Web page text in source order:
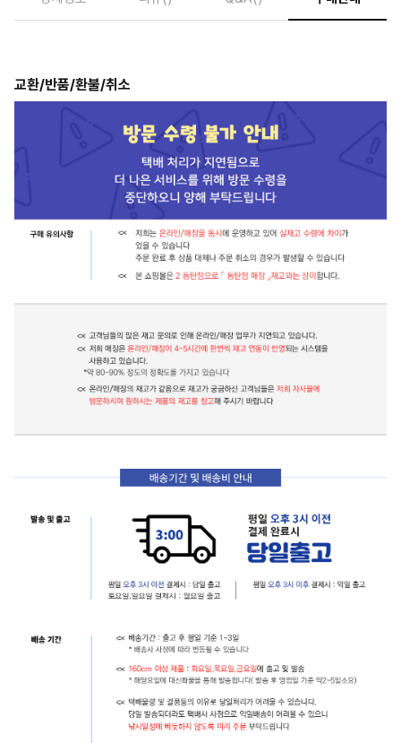
교환/반품/환불/취소